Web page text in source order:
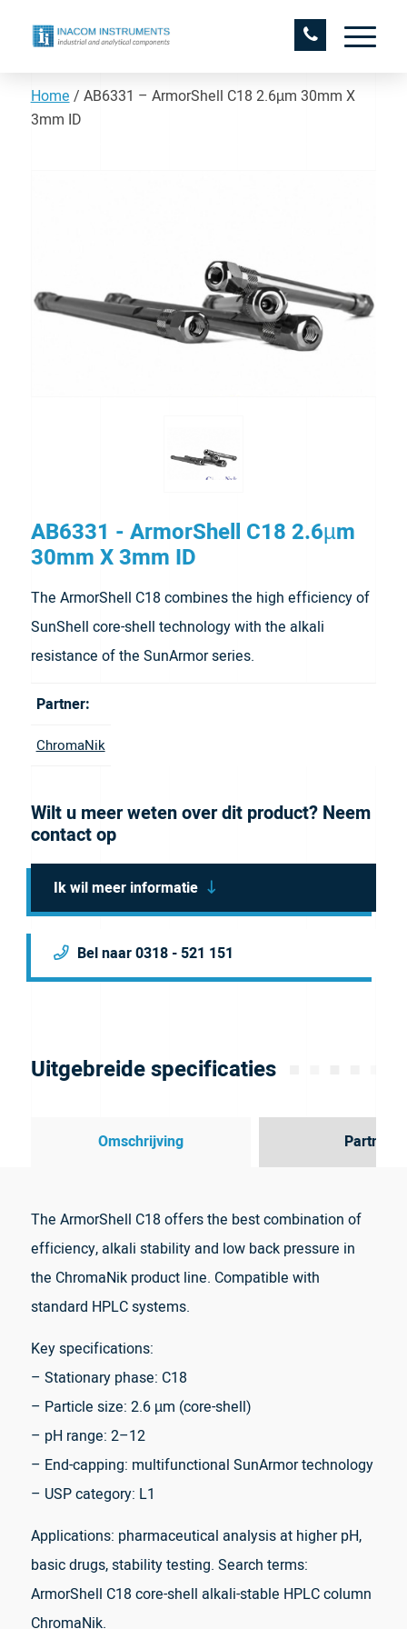
Home / AB6331 – ArmorShell C18 2.6µm 30mm X
3mm ID
AB6331 - ArmorShell C18 2.6µm
30mm X 3mm ID
The ArmorShell C18 combines the high efficiency of
SunShell core-shell technology with the alkali
resistance of the SunArmor series.
Partner:
ChromaNik
Wilt u meer weten over dit product? Neem
contact op
Ik wil meer informatie
Bel naar 0318 - 521 151
Uitgebreide specificaties
Omschrijving Partner
The ArmorShell C18 offers the best combination of
efficiency, alkali stability and low back pressure in
the ChromaNik product line. Compatible with
standard HPLC systems.
Key specifications:
– Stationary phase: C18
– Particle size: 2.6 µm (core-shell)
– pH range: 2–12
– End-capping: multifunctional SunArmor technology
– USP category: L1
Applications: pharmaceutical analysis at higher pH,
basic drugs, stability testing. Search terms:
ArmorShell C18 core-shell alkali-stable HPLC column
ChromaNik.